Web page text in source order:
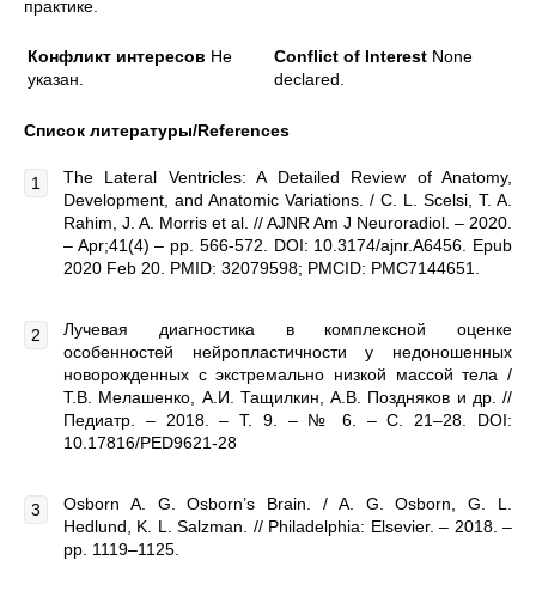
практике.
Конфликт интересов Не
указан.
Conflict of Interest None
declared.
Список литературы/References
The Lateral Ventricles: A Detailed Review of Anatomy,
Development, and Anatomic Variations. / C. L. Scelsi, T. A.
Rahim, J. A. Morris et al. // AJNR Am J Neuroradiol. – 2020.
– Apr;41(4) – pp. 566-572. DOI: 10.3174/ajnr.A6456. Epub
2020 Feb 20. PMID: 32079598; PMCID: PMC7144651.
Лучевая диагностика в комплексной оценке
особенностей нейропластичности у недоношенных
новорожденных с экстремально низкой массой тела /
Т.В. Мелашенко, А.И. Тащилкин, А.В. Поздняков и др. //
Педиатр. – 2018. – Т. 9. – № 6. – С. 21–28. DOI:
10.17816/PED9621-28
Osborn A. G. Osborn’s Brain. / A. G. Osborn, G. L.
Hedlund, K. L. Salzman. // Philadelphia: Elsevier. – 2018. –
pp. 1119–1125.